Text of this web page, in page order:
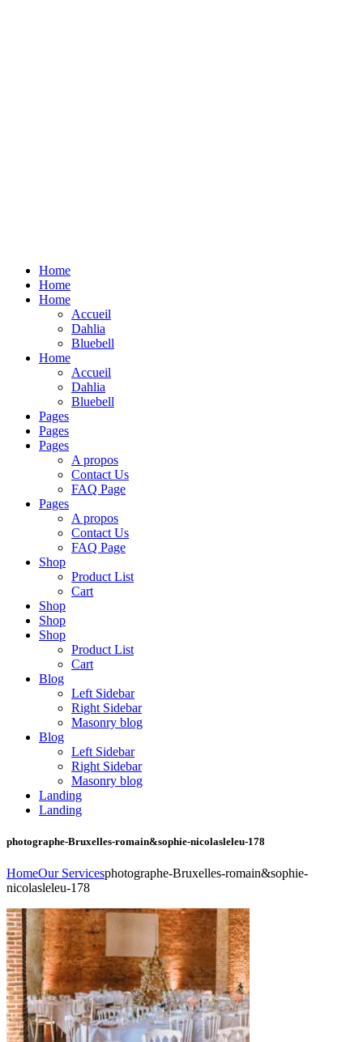
Home
Home
Home
Accueil
Dahlia
Bluebell
Home
Accueil
Dahlia
Bluebell
Pages
Pages
Pages
A propos
Contact Us
FAQ Page
Pages
A propos
Contact Us
FAQ Page
Shop
Product List
Cart
Shop
Shop
Shop
Product List
Cart
Blog
Left Sidebar
Right Sidebar
Masonry blog
Blog
Left Sidebar
Right Sidebar
Masonry blog
Landing
Landing
photographe-Bruxelles-romain&sophie-nicolasleleu-178
HomeOur Servicesphotographe-Bruxelles-romain&sophie-
nicolasleleu-178